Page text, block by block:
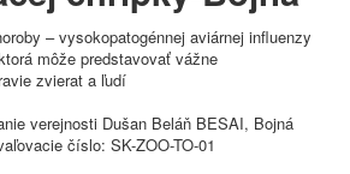
– vysokopatogénnej aviárnej influenzy
môže predstavovať vážne
zvierat a ľudí
verejnosti Dušan Beláň BESAI, Bojná
číslo: SK-ZOO-TO-01